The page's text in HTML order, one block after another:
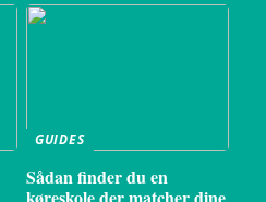
GUIDES
Sådan finder du en
køreskole der matcher dine